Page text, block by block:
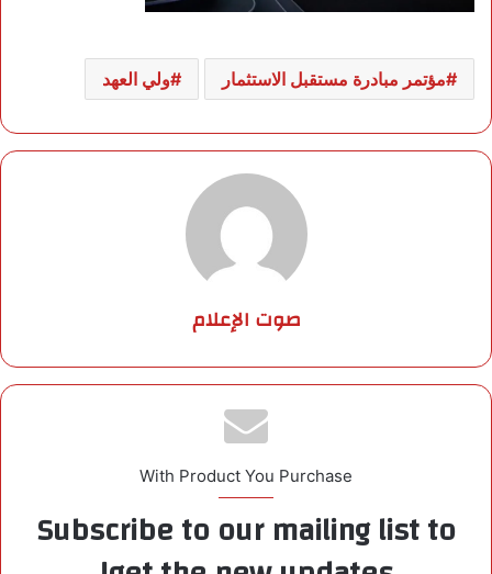
مؤتمر مبادرة مستقبل الاستثمار ولي العهد
صوت الإعلام
With Product You Purchase
Subscribe to our mailing list to